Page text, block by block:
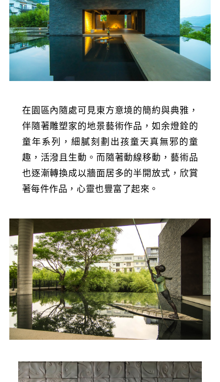
在園區內隨處可見東方意境的簡約與典雅，
伴隨著雕塑家的地景藝術作品，如余燈銓的
童年系列，細膩刻劃出孩童天真無邪的童
趣，活潑且生動。而隨著動線移動，藝術品
也逐漸轉換成以牆面居多的半開放式，欣賞
著每件作品，心靈也豐富了起來。